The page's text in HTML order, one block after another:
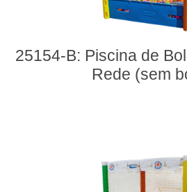
25154-B: Piscina de
Rede (sem